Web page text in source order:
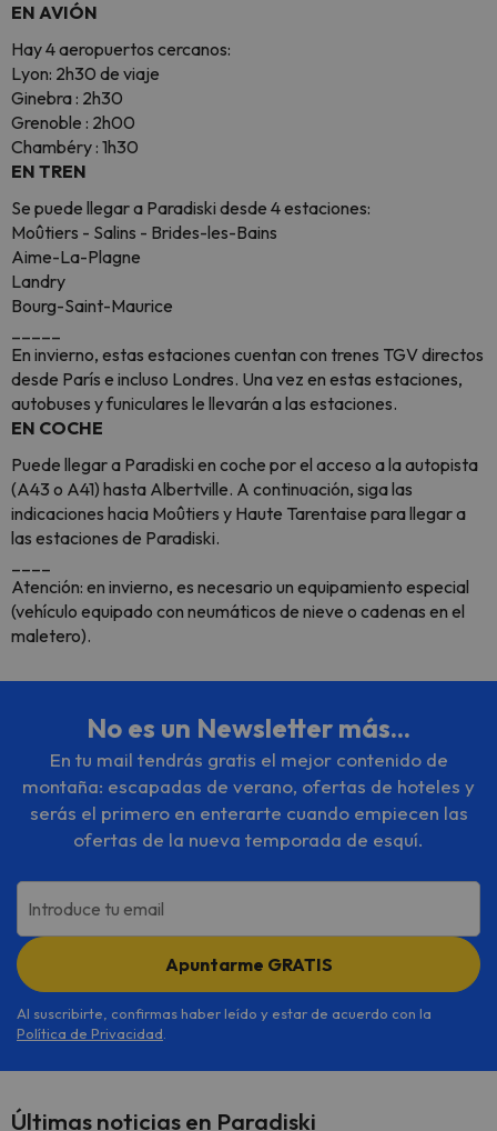
EN AVIÓN
Hay 4 aeropuertos cercanos:
Lyon: 2h30 de viaje
Ginebra : 2h30
Grenoble : 2h00
Chambéry : 1h30
EN TREN
Se puede llegar a Paradiski desde 4 estaciones:
Moûtiers - Salins - Brides-les-Bains
Aime-La-Plagne
Landry
Bourg-Saint-Maurice
En invierno, estas estaciones cuentan con trenes TGV directos
desde París e incluso Londres. Una vez en estas estaciones,
autobuses y funiculares le llevarán a las estaciones.
EN COCHE
Puede llegar a Paradiski en coche por el acceso a la autopista
(A43 o A41) hasta Albertville. A continuación, siga las
indicaciones hacia Moûtiers y Haute Tarentaise para llegar a
las estaciones de Paradiski.
Atención: en invierno, es necesario un equipamiento especial
(vehículo equipado con neumáticos de nieve o cadenas en el
maletero).
No es un Newsletter más...
En tu mail tendrás gratis el mejor contenido de
montaña: escapadas de verano, ofertas de hoteles y
serás el primero en enterarte cuando empiecen las
ofertas de la nueva temporada de esquí.
Introduce tu email
Apuntarme GRATIS
Al suscribirte, confirmas haber leído y estar de acuerdo con la
Política de Privacidad
Últimas noticias en Paradiski